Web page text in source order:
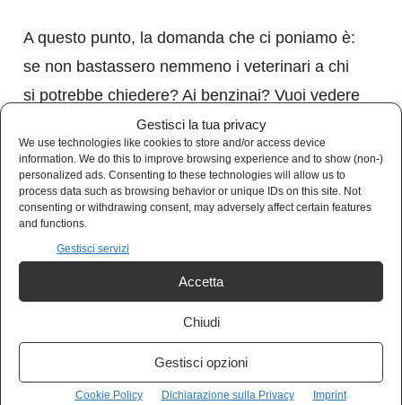
Gestisci la tua privacy
We use technologies like cookies to store and/or access device
information. We do this to improve browsing experience and to show (non-)
personalized ads. Consenting to these technologies will allow us to
process data such as browsing behavior or unique IDs on this site. Not
consenting or withdrawing consent, may adversely affect certain features
and functions.
Gestisci servizi
Accetta
Chiudi
Gestisci opzioni
Cookie Policy Dichiarazione sulla Privacy Imprint
A questo punto, la domanda che ci poniamo è:
se non bastassero nemmeno i veterinari a chi
si potrebbe chiedere? Ai benzinai? Vuoi vedere
che alla fine aveva ragione Makkox?